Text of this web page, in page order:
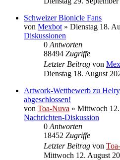
Schweizer Bionicle Fans
von Mexbot » Dienstag 18.
Diskussionen
0 Antworten
88494 Zugriffe
Letzter Beitrag von
Dienstag 18. August
Artwork-Wettbewerb zu
abgeschlossen!
von Toa-Nuva » Mittwoch
Nachrichten-Diskussion
0 Antworten
18452 Zugriffe
Letzter Beitrag von
Mittwoch 12. August